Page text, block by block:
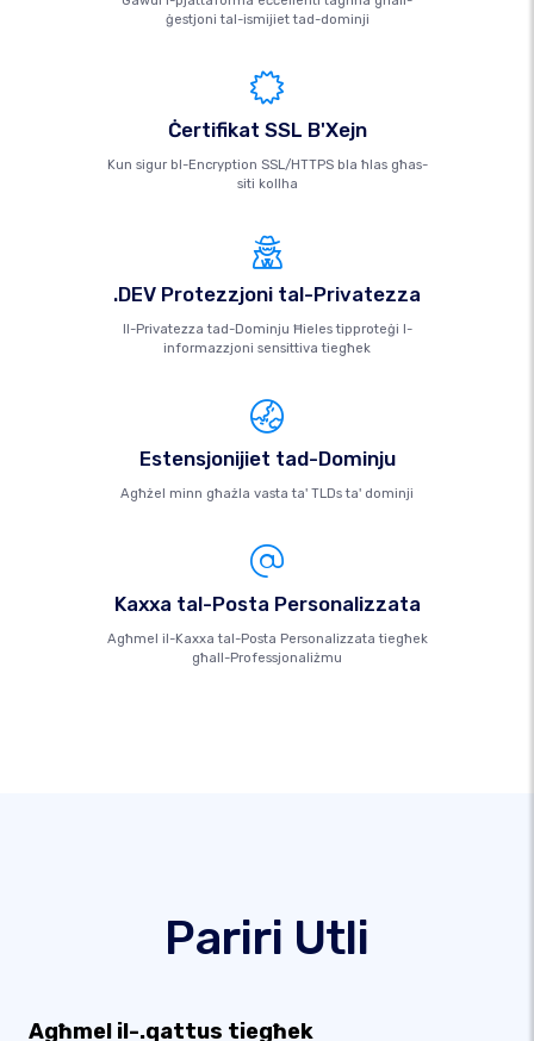
ġestjoni tal-ismijiet tad-dominji
Ċertifikat SSL B'Xejn
Kun sigur bl-Encryption SSL/HTTPS bla ħlas għas-
siti kollha
.DEV Protezzjoni tal-Privatezza
Il-Privatezza tad-Dominju Ħieles tipproteġi l-
informazzjoni sensittiva tiegħek
Estensjonijiet tad-Dominju
Agħżel minn għażla vasta ta' TLDs ta' dominji
Kaxxa tal-Posta Personalizzata
Agħmel il-Kaxxa tal-Posta Personalizzata tiegħek
għall-Professjonaliżmu
Pariri Utli
Agħmel il-.qattus tiegħek